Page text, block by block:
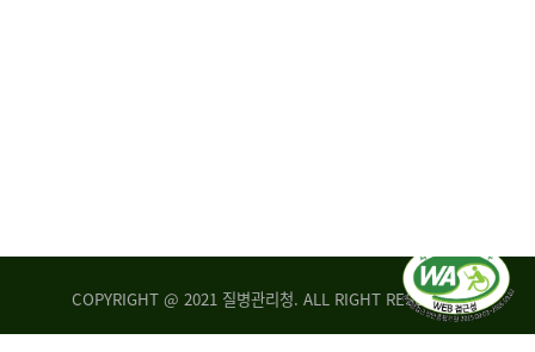
COPYRIGHT @ 2021 질병관리청. ALL RIGHT RESERVED